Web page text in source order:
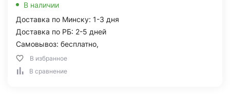
В наличии
Доставка по Минску: 1-3 дня
Доставка по РБ: 2-5 дней
Самовывоз: бесплатно,
В избранное
В сравнение